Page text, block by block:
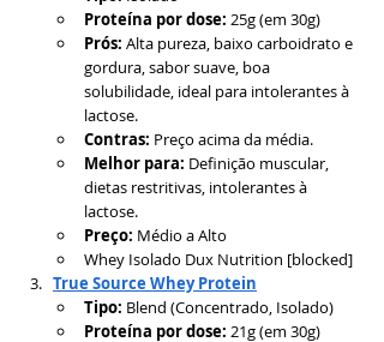
Proteína por dose: 25g (em 30g)
Prós: Alta pureza, baixo carboidrato e
gordura, sabor suave, boa
solubilidade, ideal para intolerantes à
lactose.
Contras: Preço acima da média.
Melhor para: Definição muscular,
dietas restritivas, intolerantes à
lactose.
Preço: Médio a Alto
Whey Isolado Dux Nutrition [blocked]
True Source Whey Protein
Tipo: Blend (Concentrado, Isolado)
Proteína por dose: 21g (em 30g)